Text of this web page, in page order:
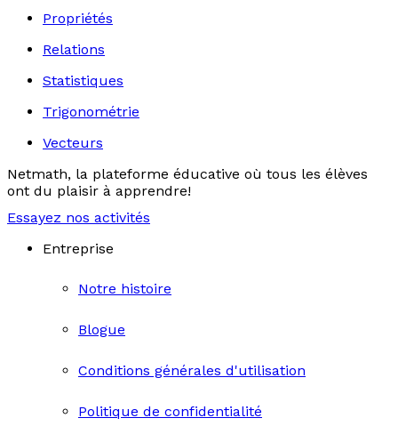
Propriétés
Relations
Statistiques
Trigonométrie
Vecteurs
Netmath, la plateforme éducative où tous les élèves
ont du plaisir à apprendre!
Essayez nos activités
Entreprise
Notre histoire
Blogue
Conditions générales d'utilisation
Politique de confidentialité